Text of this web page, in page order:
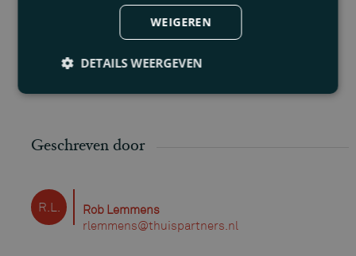
en ondernemingsrecht;
rlemmens@thuispartners.nl
Geschreven door
R.L.
Rob Lemmens
rlemmens@thuispartners.nl
WEIGEREN
DETAILS WEERGEVEN